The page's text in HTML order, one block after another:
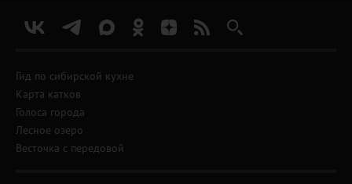
Гид по сибирской кухне
Карта катков
Голоса города
Лесное озеро
Весточка с передовой